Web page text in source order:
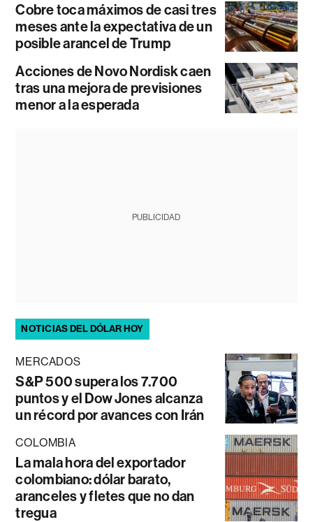
Cobre toca máximos de casi tres
meses ante la expectativa de un
posible arancel de Trump
Acciones de Novo Nordisk caen
tras una mejora de previsiones
menor a la esperada
PUBLICIDAD
NOTICIAS DEL DÓLAR HOY
MERCADOS
S&P 500 supera los 7.700
puntos y el Dow Jones alcanza
un récord por avances con Irán
COLOMBIA
La mala hora del exportador
colombiano: dólar barato,
aranceles y fletes que no dan
tregua